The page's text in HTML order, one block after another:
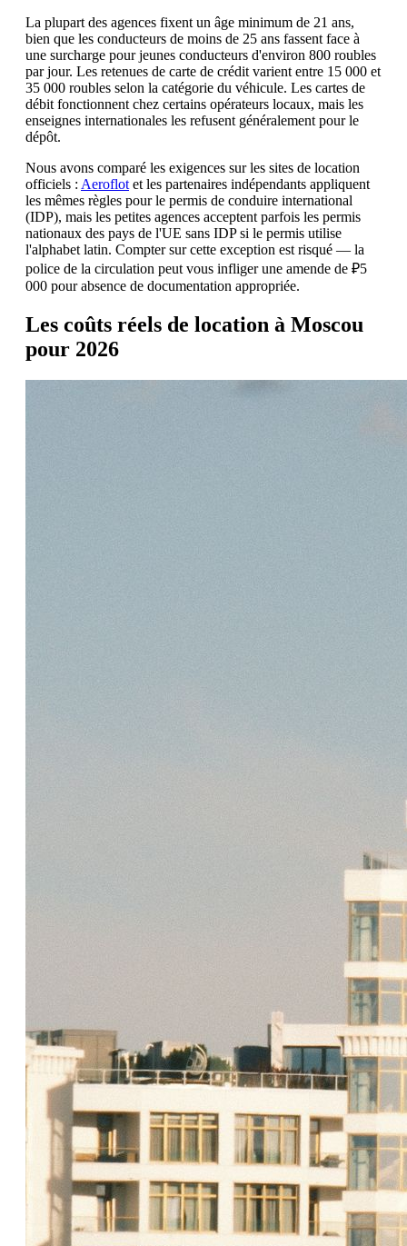
La plupart des agences fixent un âge minimum de 21 ans,
bien que les conducteurs de moins de 25 ans fassent face à
une surcharge pour jeunes conducteurs d'environ 800 roubles
par jour. Les retenues de carte de crédit varient entre 15 000 et
35 000 roubles selon la catégorie du véhicule. Les cartes de
débit fonctionnent chez certains opérateurs locaux, mais les
enseignes internationales les refusent généralement pour le
dépôt.
Nous avons comparé les exigences sur les sites de location
officiels : Aeroflot et les partenaires indépendants appliquent
les mêmes règles pour le permis de conduire international
(IDP), mais les petites agences acceptent parfois les permis
nationaux des pays de l'UE sans IDP si le permis utilise
l'alphabet latin. Compter sur cette exception est risqué — la
police de la circulation peut vous infliger une amende de ₽5
000 pour absence de documentation appropriée.
Les coûts réels de location à Moscou
pour 2026